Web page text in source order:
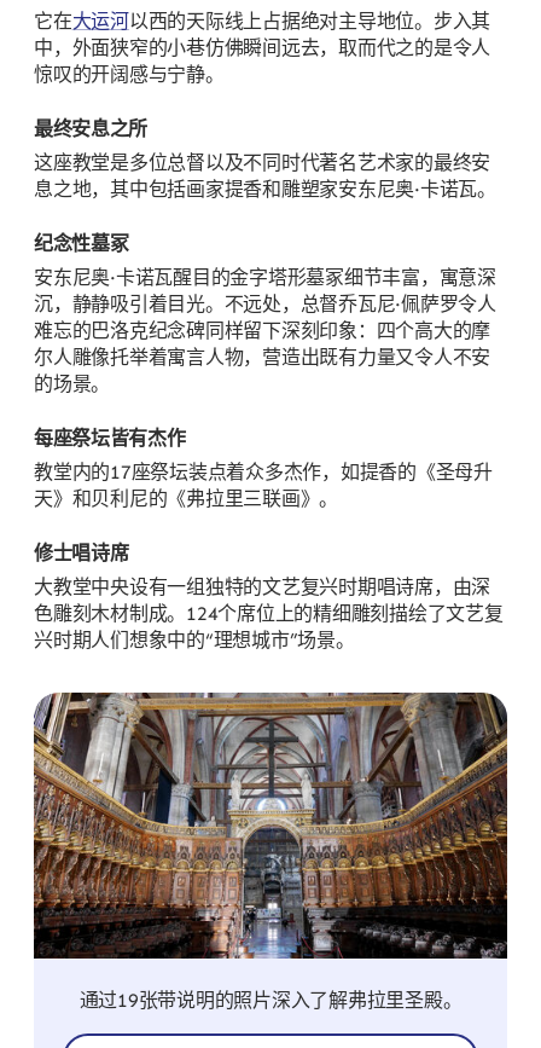
它在大运河以西的天际线上占据绝对主导地位。步入其
中，外面狭窄的小巷仿佛瞬间远去，取而代之的是令人
惊叹的开阔感与宁静。
最终安息之所
这座教堂是多位总督以及不同时代著名艺术家的最终安
息之地，其中包括画家提香和雕塑家安东尼奥·卡诺瓦。
纪念性墓冢
安东尼奥·卡诺瓦醒目的金字塔形墓冢细节丰富，寓意深
沉，静静吸引着目光。不远处，总督乔瓦尼·佩萨罗令人
难忘的巴洛克纪念碑同样留下深刻印象：四个高大的摩
尔人雕像托举着寓言人物，营造出既有力量又令人不安
的场景。
每座祭坛皆有杰作
教堂内的17座祭坛装点着众多杰作，如提香的《圣母升
天》和贝利尼的《弗拉里三联画》。
修士唱诗席
大教堂中央设有一组独特的文艺复兴时期唱诗席，由深
色雕刻木材制成。124个席位上的精细雕刻描绘了文艺复
兴时期人们想象中的“理想城市”场景。
通过19张带说明的照片深入了解弗拉里圣殿。